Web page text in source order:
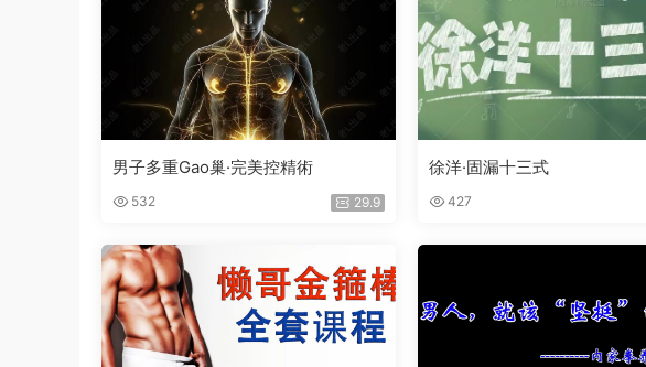
男子多重Gao巢·完美控精術
532 29.9
徐洋·固漏十三式
427